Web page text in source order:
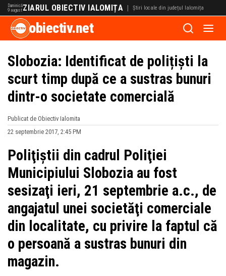
Duminică
9 august ZIARUL OBIECTIV IALOMIȚA | Știri locale din județul Ialomița
obiectiv.net
Slobozia: Identificat de polițiști la
scurt timp după ce a sustras bunuri
dintr-o societate comercială
Publicat de Obiectiv Ialomita
22 septembrie 2017, 2:45 PM
Poliţiştii din cadrul Poliţiei
Municipiului Slobozia au fost
sesizaţi ieri, 21 septembrie a.c., de
angajatul unei societăţi comerciale
din localitate, cu privire la faptul că
o persoană a sustras bunuri din
magazin.